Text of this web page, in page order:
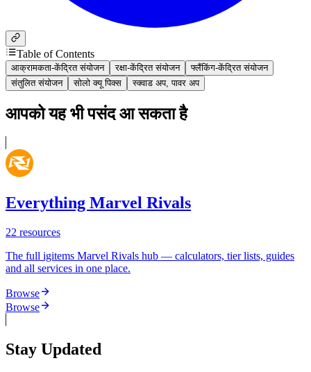
Table of Contents
आक्रामकता-केंद्रित संयोजन रक्षा-केंद्रित संयोजन
फ्लैंकिंग-केंद्रित संयोजन
संतुलित संयोजन
सोलो क्यू पिक्स स्क्वाड अप, पावर अप
आपको यह भी पसंद आ सकता है
Everything Marvel Rivals
22 resources
The full igitems Marvel Rivals hub — calculators, tier lists, guides
and all services in one place.
Browse
Browse
Stay Updated